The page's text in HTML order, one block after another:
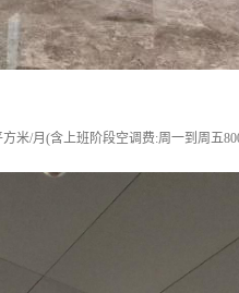
米/月(含上班阶段空调费:周一到周五